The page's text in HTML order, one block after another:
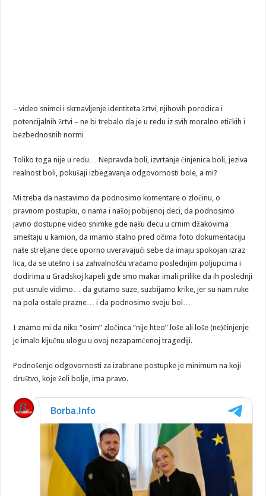
– video snimci i skrnavljenje identiteta žrtvi, njihovih porodica i
potencijalnih žrtvi – ne bi trebalo da je u redu iz svih moralno etičkih i
bezbednosnih normi
Toliko toga nije u redu… Nepravda boli, izvrtanje činjenica boli, jeziva
realnost boli, pokušaji izbegavanja odgovornosti bole, a mi?
Mi treba da nastavimo da podnosimo komentare o zločinu, o
pravnom postupku, o nama i našoj pobijenoj deci, da podnosimo
javno dostupne video snimke gde našu decu u crnim džakovima
smeštaju u kamion, da imamo stalno pred očima foto dokumentaciju
naše streljane dece uporno uveravajući sebe da imaju spokojan izraz
lica, da se utešno i sa zahvalnošću vraćamo poslednjim poljupcima i
dodirima u Gradskoj kapeli gde smo makar imali prilike da ih poslednji
put usnule vidimo… da gutamo suze, suzbijamo krike, jer su nam ruke
na pola ostale prazne… i da podnosimo svoju bol…
I znamo mi da niko “osim” zločinca “nije hteo” loše ali loše (ne)činjenje
je imalo ključnu ulogu u ovoj nezapamćenoj tragediji.
Podnošenje odgovornosti za izabrane postupke je minimum na koji
društvo, koje želi bolje, ima pravo.